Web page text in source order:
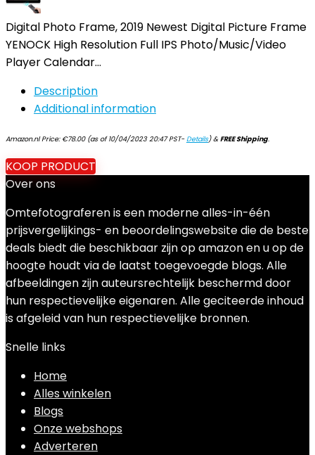
Digital Photo Frame, 2019 Newest Digital Picture Frame
YENOCK High Resolution Full IPS Photo/Music/Video
Player Calendar…
Description
Additional information
Amazon.nl Price: €78.00(as of 10/04/2023 20:47 PST-Details)&FREE Shipping.
KOOP PRODUCT
Over ons
Omtefotograferen is een moderne alles-in-één
prijsvergelijkings- en beoordelingswebsite die de beste
deals biedt die beschikbaar zijn op amazon en u op de
hoogte houdt via de laatst toegevoegde blogs. Alle
afbeeldingen zijn auteursrechtelijk beschermd door
hun respectievelijke eigenaren. Alle geciteerde inhoud
is afgeleid van hun respectievelijke bronnen.
Snelle links
Home
Alles winkelen
Blogs
Onze webshops
Adverteren